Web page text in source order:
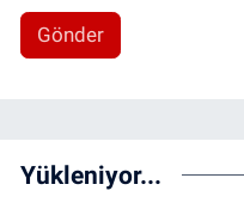
Gönder
Yükleniyor...